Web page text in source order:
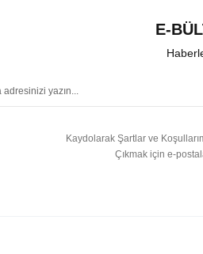
E-
Kaydolarak Şartlar ve
Çıkmak için e-